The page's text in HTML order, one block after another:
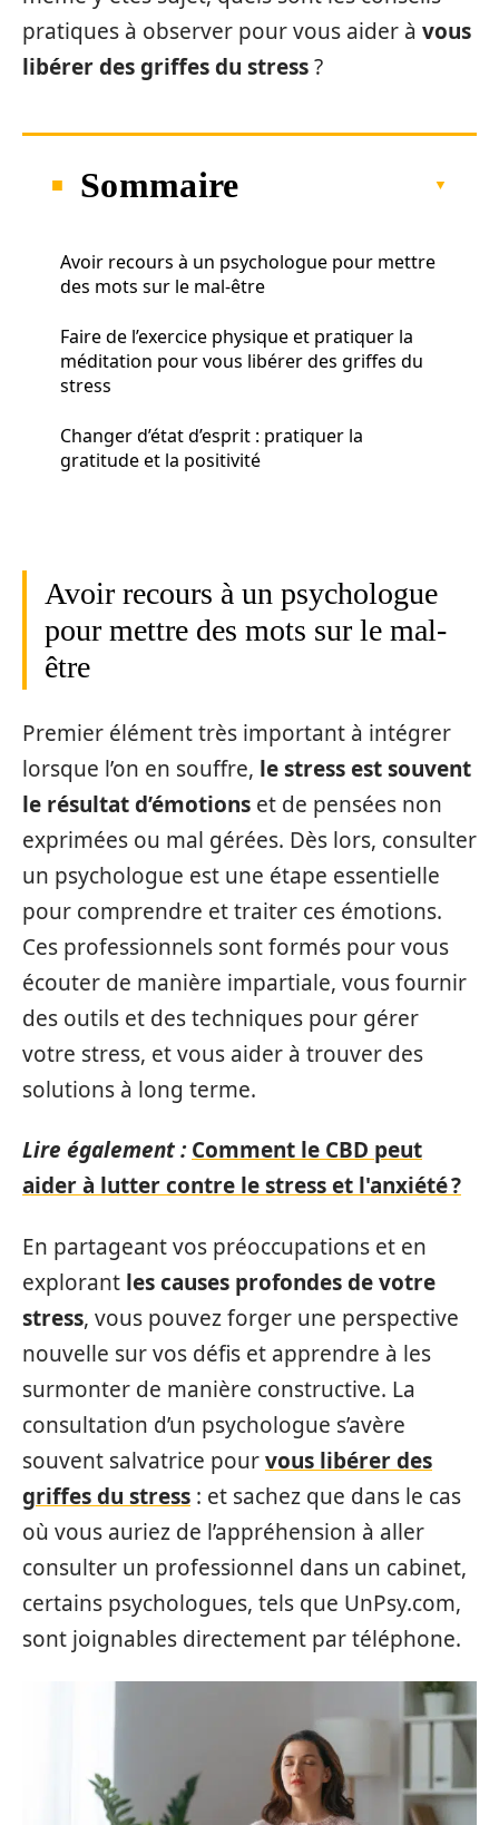
pratiques à observer pour vous aider à vous
libérer des griffes du stress?
Sommaire
Avoir recours à un psychologue pour mettre
des mots sur le mal-être
Faire de l’exercice physique et pratiquer la
méditation pour vous libérer des griffes du
stress
Changer d’état d’esprit : pratiquer la
gratitude et la positivité
Avoir recours à un psychologue
pour mettre des mots sur le mal-
être
Premier élément très important à intégrer
lorsque l’on en souffre, le stress est souvent
le résultat d’émotions et de pensées non
exprimées ou mal gérées. Dès lors, consulter
un psychologue est une étape essentielle
pour comprendre et traiter ces émotions.
Ces professionnels sont formés pour vous
écouter de manière impartiale, vous fournir
des outils et des techniques pour gérer
votre stress, et vous aider à trouver des
solutions à long terme.
Lire également : Comment le CBD peut
aider à lutter contre le stress et l'anxiété ?
En partageant vos préoccupations et en
explorant les causes profondes de votre
stress, vous pouvez forger une perspective
nouvelle sur vos défis et apprendre à les
surmonter de manière constructive. La
consultation d’un psychologue s’avère
souvent salvatrice pourvous libérer des
griffes du stress : et sachez que dans le cas
où vous auriez de l’appréhension à aller
consulter un professionnel dans un cabinet,
certains psychologues, tels que UnPsy.com,
sont joignables directement par téléphone.